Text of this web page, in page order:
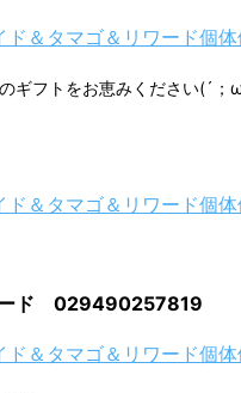
ド＆タマゴ＆リワード個
ギフトをお恵みください(´；
ド＆タマゴ＆リワード個
ード 029490257819
ド＆タマゴ＆リワード個